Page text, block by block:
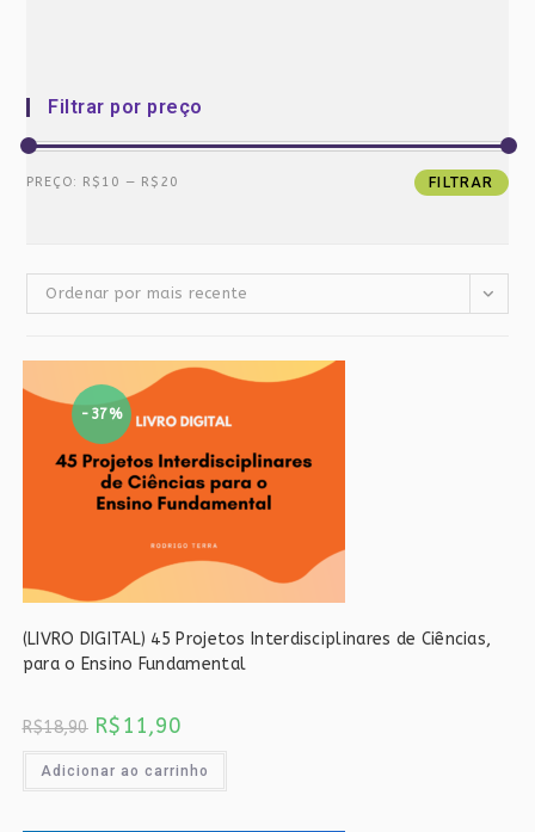
Filtrar por preço
Preço
Preço
FILTRAR
PREÇO: R$10 — R$20
Ordenar por mais recente
-37%
(LIVRO DIGITAL) 45 Projetos Interdisciplinares de Ciências,
para o Ensino Fundamental
R$18,90 O
preço
era:
R$11,90
é:
Adicionar ao carrinho